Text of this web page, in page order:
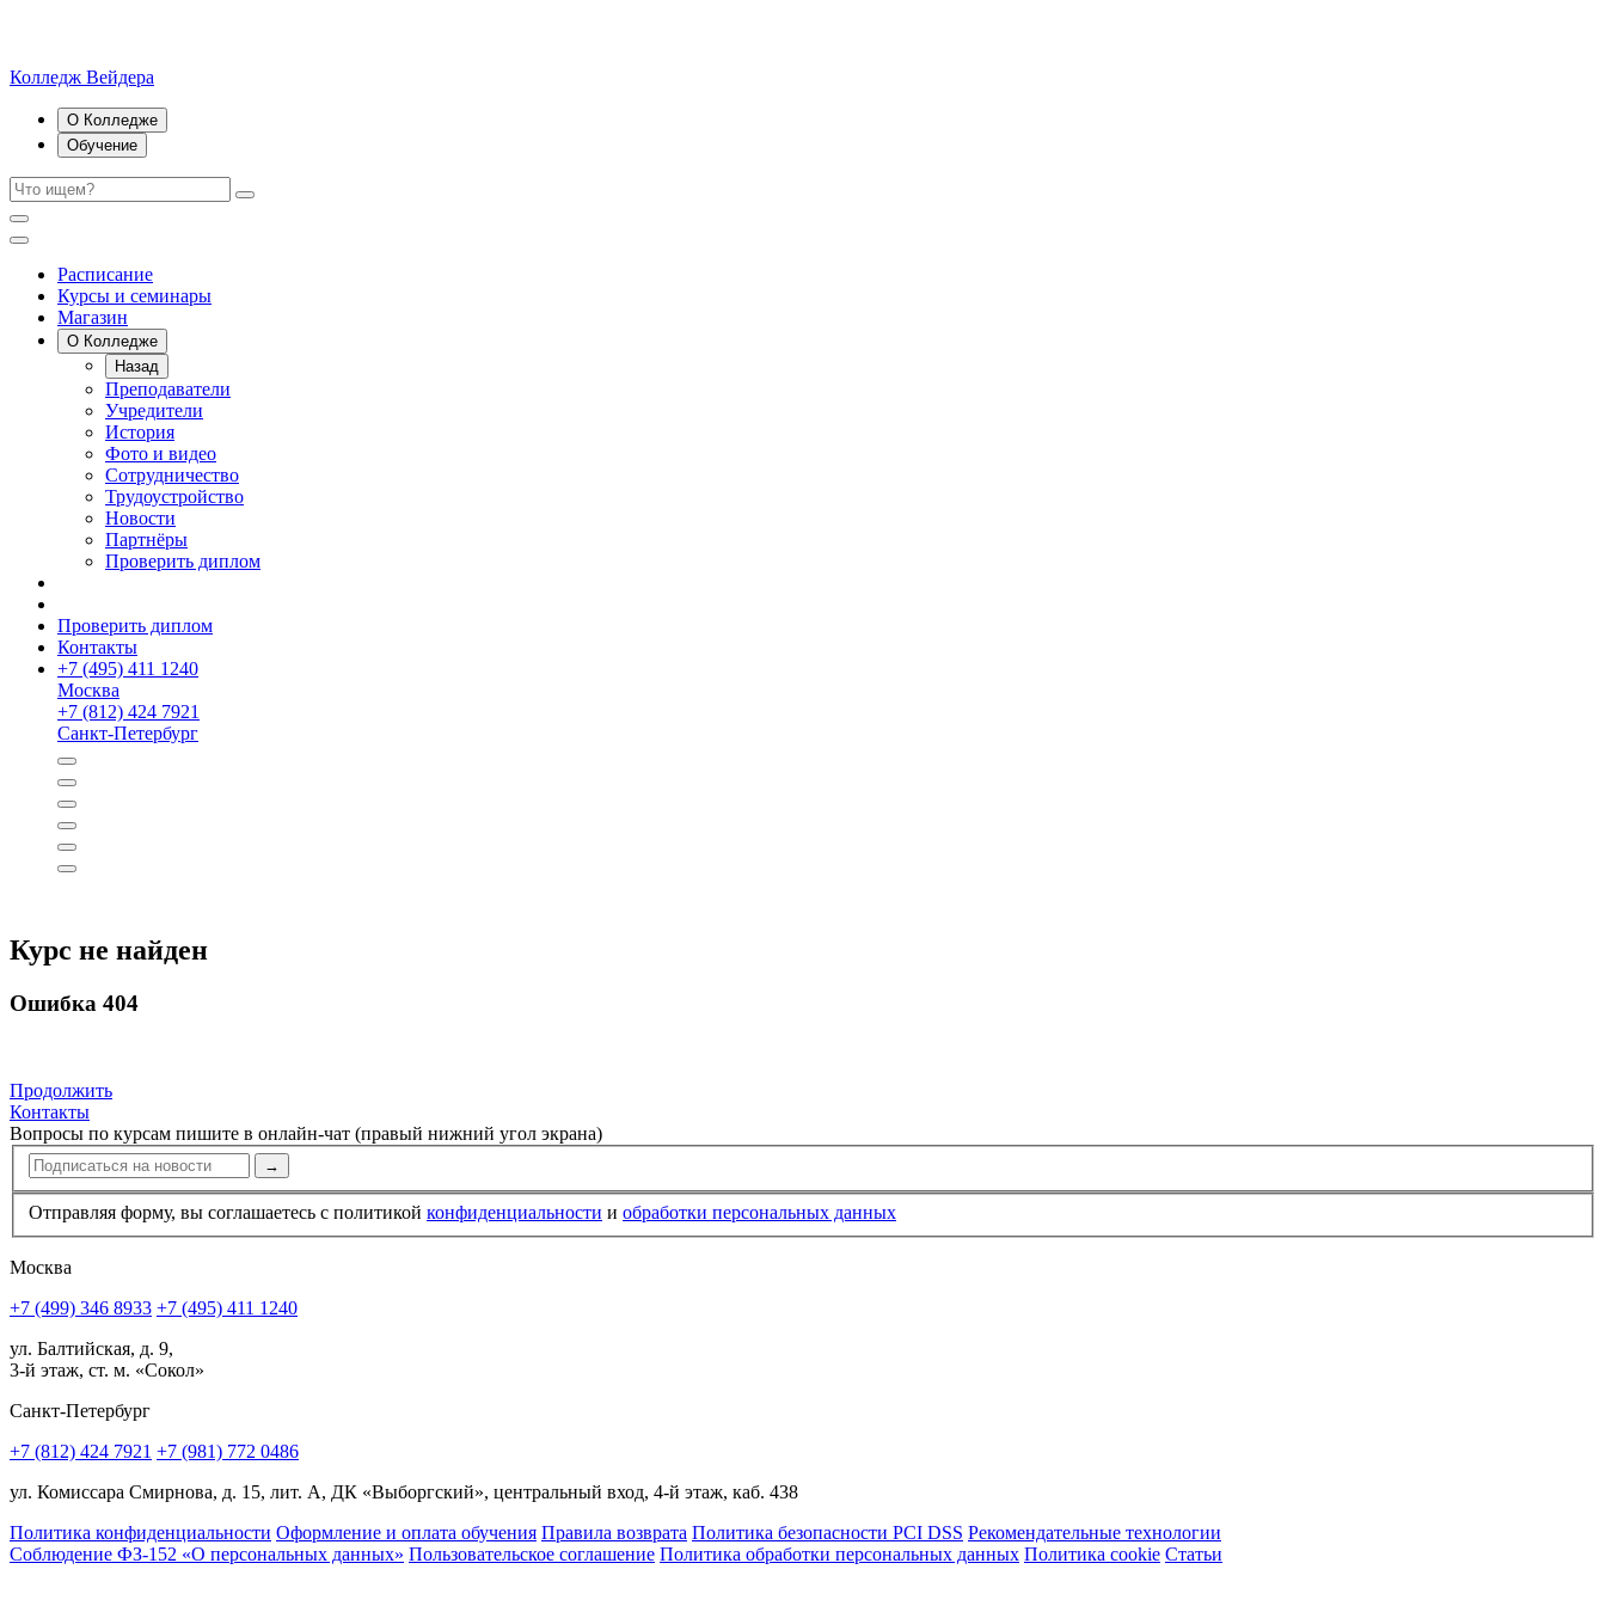
Колледж Вейдера
О Колледже
Обучение
Расписание
Курсы и семинары
Магазин
О Колледже
Назад
Преподаватели
Учредители
История
Фото и видео
Сотрудничество
Трудоустройство
Новости
Партнёры
Проверить диплом
Проверить диплом
Контакты
+7 (495) 411 1240
Москва
+7 (812) 424 7921
Санкт-Петербург
Курс не найден
Ошибка 404
Продолжить
Контакты
Вопросы по курсам пишите в онлайн-чат (правый нижний угол экрана)
→
Отправляя форму, вы соглашаетесь с политикой конфи­ден­циальности и обработки персональных данных
Москва
+7 (499) 346 8933 +7 (495) 411 1240
ул. Балтийская, д. 9,
3-й этаж, ст. м. «Сокол»
Санкт-Петербург
+7 (812) 424 7921 +7 (981) 772 0486
ул. Комиссара Смирнова, д. 15, лит. А, ДК «Выборгский», центральный вход, 4-й этаж, каб. 438
Политика конфиденциальности Оформление и оплата обучения Правила возврата Политика безопасности PCI DSS Рекомендательные технологии
Соблюдение ФЗ-152 «О персональ­ных данных» Пользовательское соглашение Политика обработки персональных данных Политика cookie Статьи